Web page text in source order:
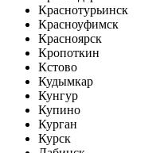
Краснотурьинск
Красноуфимск
Красноярск
Кропоткин
Кстово
Кудымкар
Кунгур
Купино
Курган
Курск